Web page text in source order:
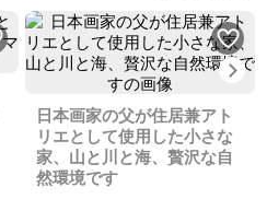
日本画家の父が住居兼アト
リエとして使用した小さな
家、山と川と海、贅沢な自
然環境です